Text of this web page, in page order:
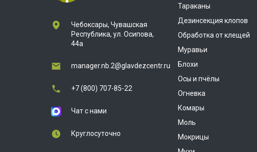
Чебоксары, Чувашская
Республика, ул. Осипова,
44а
manager.nb.2@glavdezcentr.ru
+7 (800) 707-85-22
Чат с нами
Круглосуточно
Тараканы
Дезинсекция клопов
Обработка от клещей
Муравьи
Блохи
Осы и пчёлы
Огневка
Комары
Моль
Мокрицы